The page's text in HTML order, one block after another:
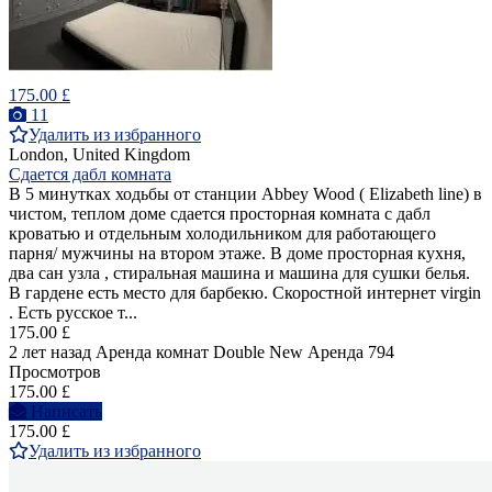
175.00 £
11
Удалить из избранного
London, United Kingdom
Сдается дабл комната
В 5 минутках ходьбы от станции Abbey Wood ( Elizabeth line) в
чистом, теплом доме сдается просторная комната с дабл
кроватью и отдельным холодильником для работающего
парня/ мужчины на втором этаже. В доме просторная кухня,
два сан узла , стиральная машина и машина для сушки белья.
В гардене есть место для барбекю. Скоростной интернет virgin
. Есть русское т...
175.00 £
2 лет назад Аренда комнат Double New Аренда 794
Просмотров
175.00 £
Написать
175.00 £
Удалить из избранного